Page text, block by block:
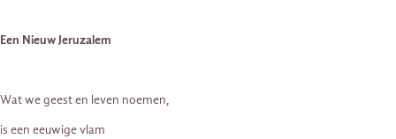
Een Nieuw Jeruzalem
Wat we geest en leven noemen,
is een eeuwige vlam